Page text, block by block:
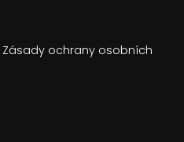
Zásady ochrany osobních